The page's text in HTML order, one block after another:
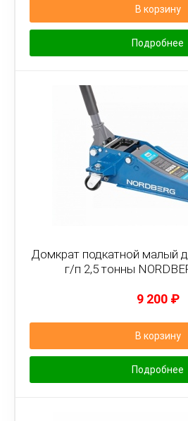
В корзину
Подробнее
Домкрат подкатной малый
г/п 2,5 тонны
9 200 ₽
В корзину
Подробнее